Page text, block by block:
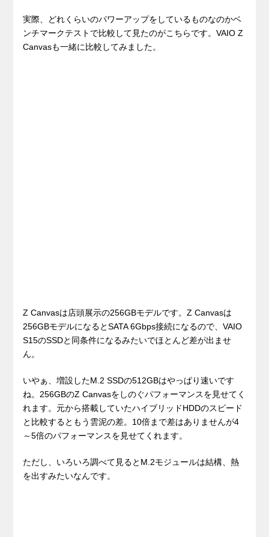
実際、どれくらいのパワーアップをしているものなのかベ
ンチマークテストで比較して見たのがこちらです。VAIO Z
Canvasも一緒に比較してみました。
Z Canvasは店頭展示の256GBモデルです。Z Canvasは
256GBモデルになるとSATA 6Gbps接続になるので、VAIO
S15のSSDと同条件になるみたいでほとんど差が出ませ
ん。
いやぁ、増設したM.2 SSDの512GBはやっぱり速いです
ね。256GBのZ Canvasをしのぐパフォーマンスを見せてく
れます。元から搭載していたハイブリッドHDDのスピード
と比較するともう雲泥の差。10倍まで差はありませんが4
～5倍のパフォーマンスを見せてくれます。
ただし、いろいろ調べて見るとM.2モジュールは結構、熱
を出すみたいなんです。